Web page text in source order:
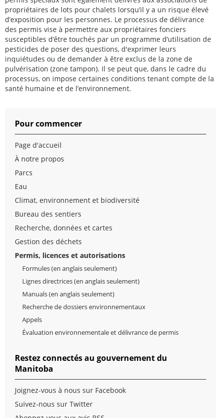
propriétaires de lots pour chalets lorsqu’il y a un risque élevé
d’exposition pour les personnes. Le processus de délivrance
des permis vise à permettre aux propriétaires fonciers
susceptibles d’être touchés par un programme d’utilisation de
pesticides de poser des questions, d'exprimer leurs
inquiétudes ou de demander à être exclus de la zone de
pulvérisation (zone tampon). Il se peut que, dans le cadre du
processus, on impose certaines conditions tenant compte de la
santé humaine et de l’environnement.
Pour commencer
Page d'accueil
À notre propos
Parcs
Eau
Climat, environnement et biodiversité
Bureau des sentiers
Recherche, données et cartes
Gestion des déchets
Permis, licences et autorisations
Formules(en anglais seulement)
Lignes directrices(en anglais seulement)
Manuals(en anglais seulement)
Recherche de dossiers environnementaux
Appels
Évaluation environnementale et délivrance de permis
Restez connectés au gouvernement du
Manitoba
Joignez-vous à nous sur Facebook
Suivez-nous sur Twitter